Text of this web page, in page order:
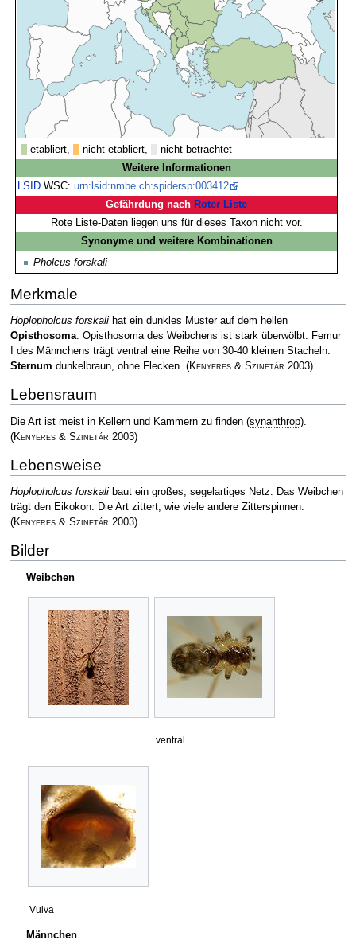
etabliert, nicht etabliert,
nicht betrachtet
Weitere Informationen
LSID WSC:urn:lsid:nmbe.ch:spidersp:003412
Gefährdung nach Roter Liste
Rote Liste-Daten liegen uns für dieses Taxon nicht vor.
Synonyme und weitere Kombinationen
Pholcus forskali
Merkmale
Hoplopholcus forskalihat ein dunkles Muster auf dem hellen
Opisthosoma. Opisthosoma des Weibchens ist stark überwölbt. Femur
I des Männchens trägt ventral eine Reihe von 30-40 kleinen Stacheln.
Sternum dunkelbraun, ohne Flecken. (Kenyeres & Szinetár 2003)
Lebensraum
Die Art ist meist in Kellern und Kammern zu finden (synanthrop).
(Kenyeres & Szinetár 2003)
Lebensweise
Hoplopholcus forskalibaut ein großes, segelartiges Netz. Das Weibchen
trägt den Eikokon. Die Art zittert, wie viele andere Zitterspinnen.
(Kenyeres & Szinetár 2003)
Bilder
Weibchen
ventral
Vulva
Männchen